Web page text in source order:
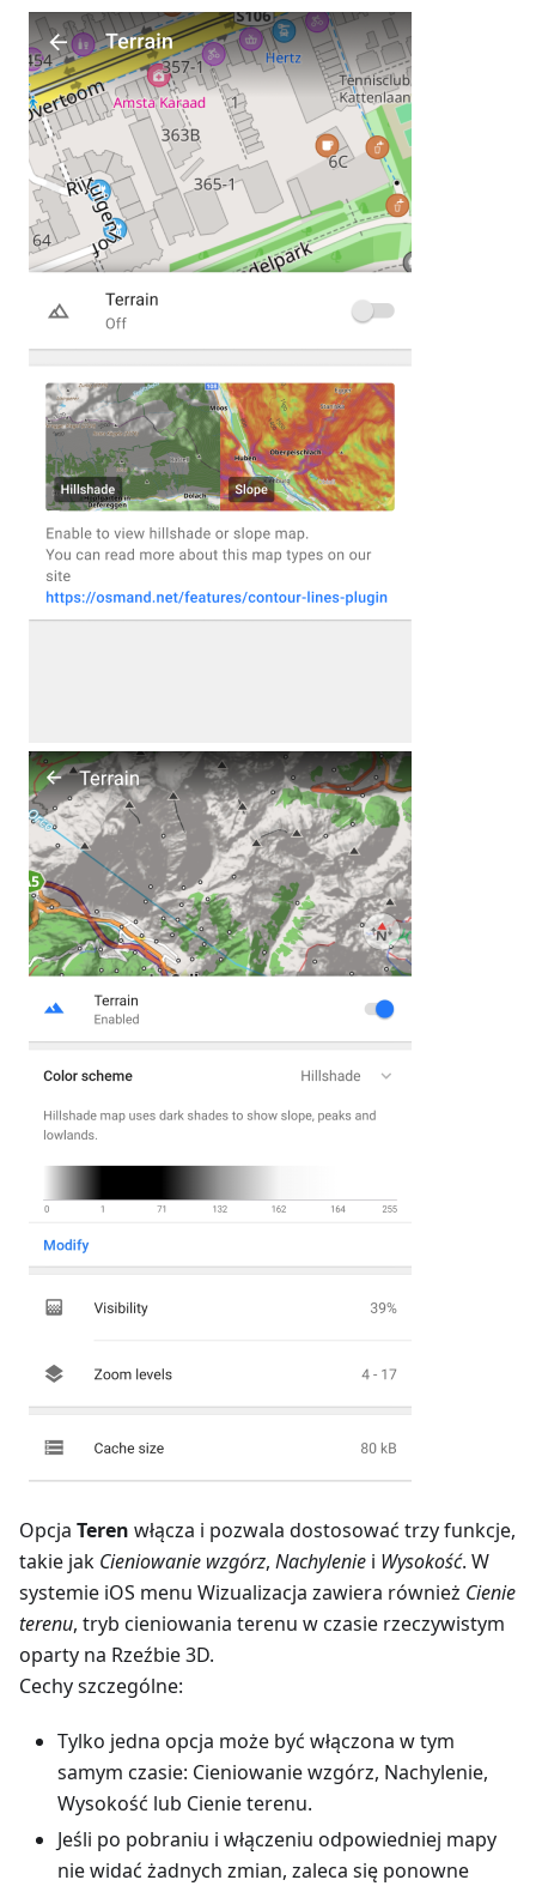
Opcja Teren włącza i pozwala dostosować trzy funkcje,
takie jak Cieniowanie wzgórz, Nachylenie i Wysokość. W
systemie iOS menu Wizualizacja zawiera również Cienie
terenu, tryb cieniowania terenu w czasie rzeczywistym
oparty na Rzeźbie 3D.
Cechy szczególne:
Tylko jedna opcja może być włączona w tym
samym czasie: Cieniowanie wzgórz, Nachylenie,
Wysokość lub Cienie terenu.
Jeśli po pobraniu i włączeniu odpowiedniej mapy
nie widać żadnych zmian, zaleca się ponowne